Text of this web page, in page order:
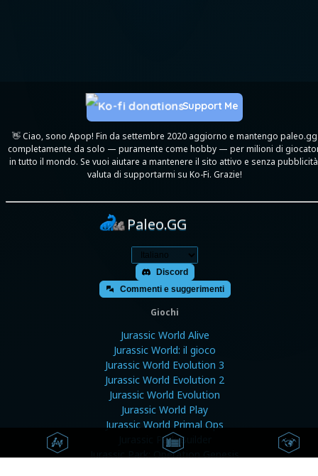
👋 Ciao, sono Apop! Fin da settembre 2020 aggiorno e mantengo paleo.gg
completamente da solo — puramente come hobby — per milioni di
in tutto il mondo. Se vuoi aiutare a mantenere il sito attivo e senza
valuta di supportarmi su Ko-Fi. Grazie!
Support Me
Paleo.GG
Discord
Commenti e suggerimenti
Giochi
Jurassic World Alive
Jurassic World: il gioco
Jurassic World Evolution 3
Jurassic World Evolution 2
Jurassic World Evolution
Jurassic World Play
Jurassic World Primal Ops
Jurassic Park Builder
Jurassic Park: Operation Genesis